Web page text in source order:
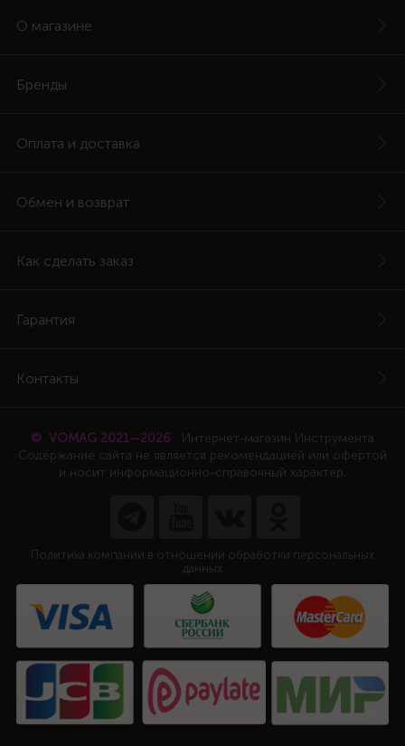
О магазине
Бренды
Оплата и доставка
Обмен и возврат
Как сделать заказ
Гарантия
Контакты
© VOMAG 2021—2026
Интернет-магазин Инструмента
Содержание сайта не является рекомендацией или офертой
и носит информационно-справочный характер.
Политика компании в отношении обработки персональных
данных